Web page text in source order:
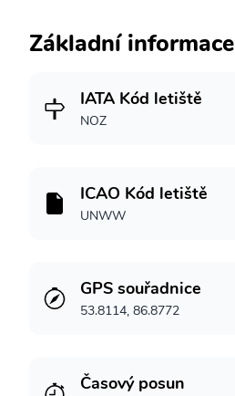
Základní informace
IATA Kód letiště
NOZ
ICAO Kód letiště
UNWW
GPS souřadnice
53.8114, 86.8772
Časový posun